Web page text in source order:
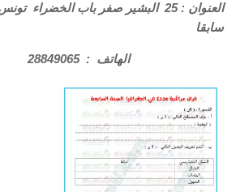
العنوان : 25 البشير صفر باب الخضراء
سابقا
الهاتف :28849065